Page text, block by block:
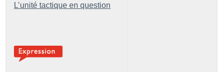
L’unité tactique en question